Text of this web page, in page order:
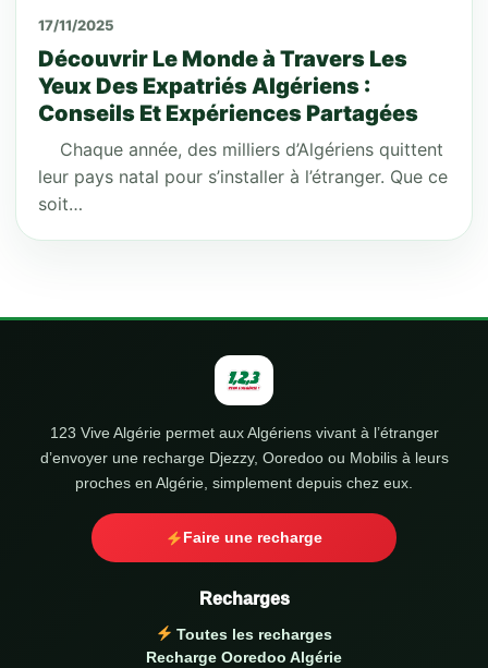
17/11/2025
Découvrir Le Monde à Travers Les
Yeux Des Expatriés Algériens :
Conseils Et Expériences Partagées
Chaque année, des milliers d’Algériens quittent
leur pays natal pour s’installer à l’étranger. Que ce
soit…
123 Vive Algérie permet aux Algériens vivant à l’étranger
d’envoyer une recharge Djezzy, Ooredoo ou Mobilis à leurs
proches en Algérie, simplement depuis chez eux.
Faire une recharge
Recharges
Toutes les recharges
Recharge Ooredoo Algérie